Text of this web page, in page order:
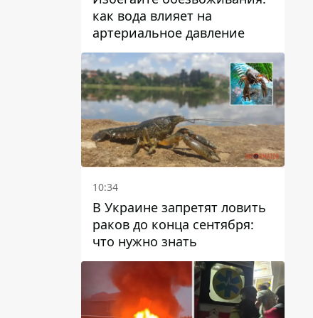
как вода влияет на
артериальное давление
10:34
В Украине запретят ловить
раков до конца сентября:
что нужно знать